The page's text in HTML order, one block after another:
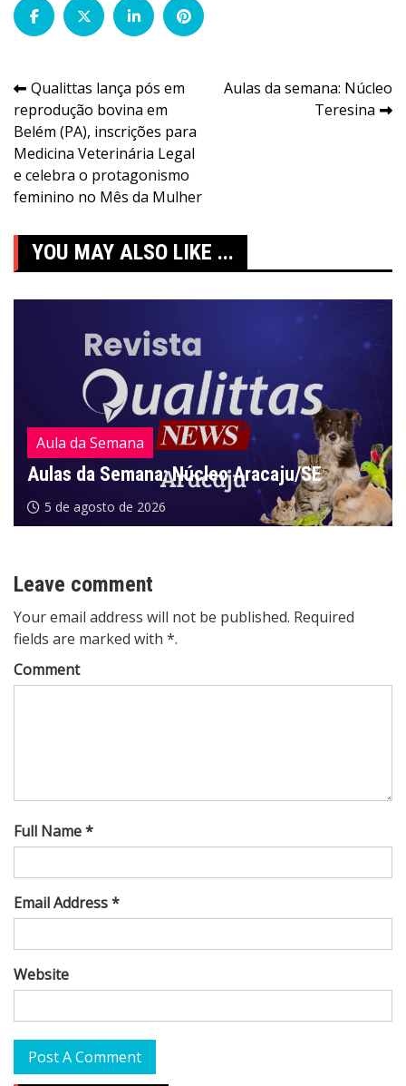
Navegação
de
Post
Qualittas lança pós em
reprodução bovina em
Belém (PA), inscrições para
Medicina Veterinária Legal
e celebra o protagonismo
feminino no Mês da Mulher
Aulas da semana: Núcleo
Teresina
YOU MAY ALSO LIKE ...
Aula da Semana
Aulas da Semana: Núcleo Aracaju/SE
5 de agosto de 2026
Leave comment
Your email address will not be published. Required
fields are marked with *.
Comment
Full Name *
Email Address *
Website